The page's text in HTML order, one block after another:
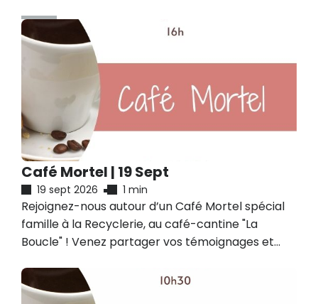
Café Mortel | 19 Sept
19 sept 2026 1 min
Rejoignez-nous autour d’un Café Mortel spécial
famille à la Recyclerie, au café-cantine "La
Boucle" ! Venez partager vos témoignages et
mortel ? Le Café Mortel est un espace pour
celles et ceux qui se sentent concerné.e.s ou s’i...